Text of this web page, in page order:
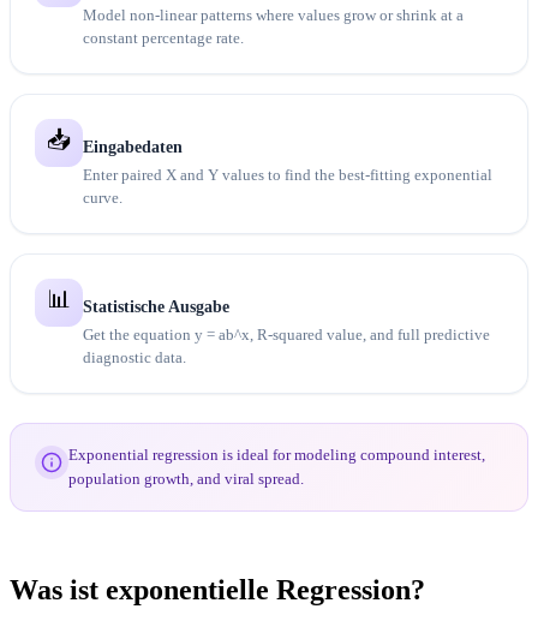
Model non-linear patterns where values grow or shrink at a
constant percentage rate.
📥
Eingabedaten
Enter paired X and Y values to find the best-fitting exponential
curve.
📊
Statistische Ausgabe
Get the equation y = ab^x, R-squared value, and full predictive
diagnostic data.
Exponential regression is ideal for modeling compound interest,
population growth, and viral spread.
Was ist exponentielle Regression?